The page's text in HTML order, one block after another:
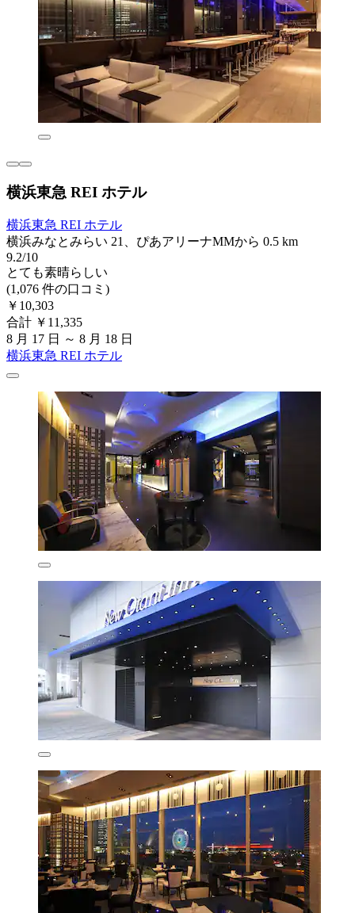
横浜東急 REI ホテル
横浜東急 REI ホテル
横浜みなとみらい 21、ぴあアリーナMMから 0.5 km
9.2/10
とても素晴らしい
(1,076 件の口コミ)
￥10,303
合計 ￥11,335
8 月 17 日 ～ 8 月 18 日
横浜東急 REI ホテル